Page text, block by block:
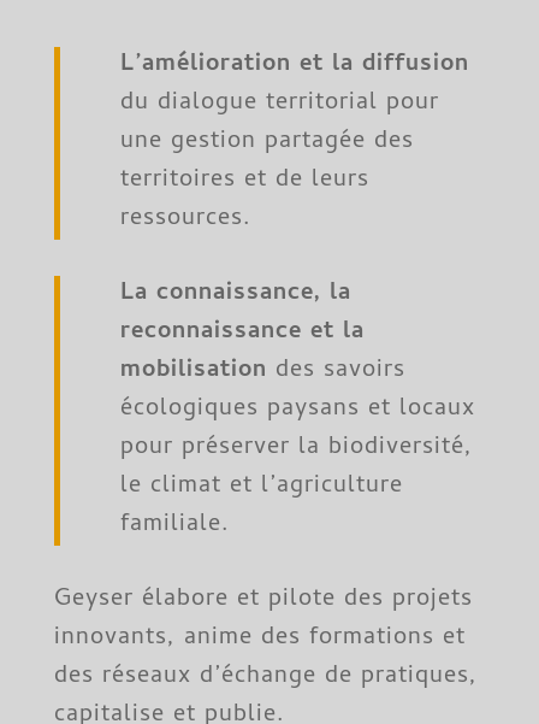
L’amélioration et la diffusion
du dialogue territorial pour
une gestion partagée des
territoires et de leurs
ressources.
La connaissance, la
reconnaissance et la
mobilisation des savoirs
écologiques paysans et locaux
pour préserver la biodiversité,
le climat et l’agriculture
familiale.
Geyser élabore et pilote des projets
innovants, anime des formations et
des réseaux d’échange de pratiques,
capitalise et publie.